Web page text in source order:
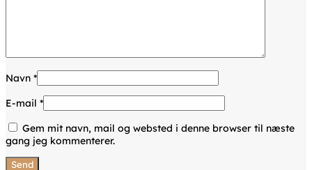
Navn *
E-mail *
Gem mit navn, mail og websted i denne browser til næste
gang jeg kommenterer.